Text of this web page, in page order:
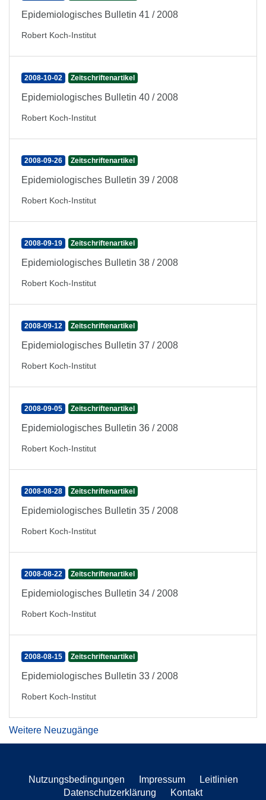
Epidemiologisches Bulletin 41 / 2008
Robert Koch-Institut
2008-10-02 Zeitschriftenartikel
Epidemiologisches Bulletin 40 / 2008
Robert Koch-Institut
2008-09-26 Zeitschriftenartikel
Epidemiologisches Bulletin 39 / 2008
Robert Koch-Institut
2008-09-19 Zeitschriftenartikel
Epidemiologisches Bulletin 38 / 2008
Robert Koch-Institut
2008-09-12 Zeitschriftenartikel
Epidemiologisches Bulletin 37 / 2008
Robert Koch-Institut
2008-09-05 Zeitschriftenartikel
Epidemiologisches Bulletin 36 / 2008
Robert Koch-Institut
2008-08-28 Zeitschriftenartikel
Epidemiologisches Bulletin 35 / 2008
Robert Koch-Institut
2008-08-22 Zeitschriftenartikel
Epidemiologisches Bulletin 34 / 2008
Robert Koch-Institut
2008-08-15 Zeitschriftenartikel
Epidemiologisches Bulletin 33 / 2008
Robert Koch-Institut
Weitere Neuzugänge
Nutzungsbedingungen Impressum
Leitlinien
Datenschutzerklärung
Kontakt